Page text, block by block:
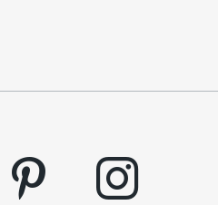
pinterest instagram